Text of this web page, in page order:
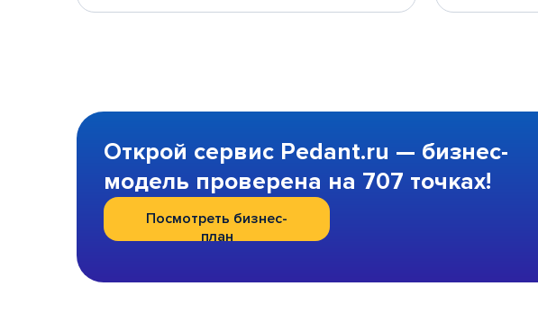
Открой сервис Pedant.ru — бизнес-
модель проверена на 707 точках!
Посмотреть бизнес-
план